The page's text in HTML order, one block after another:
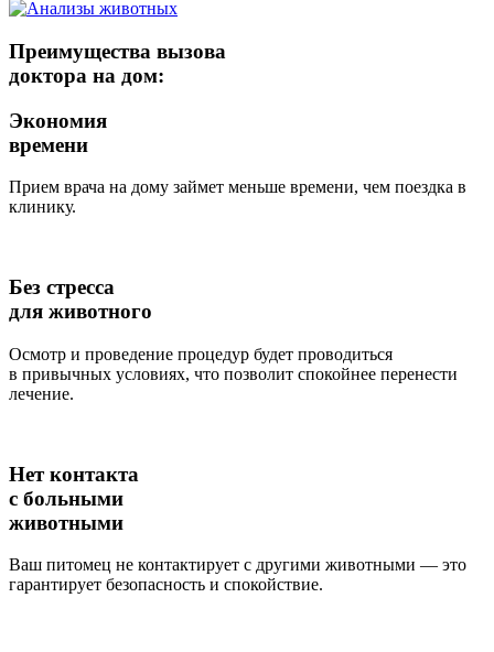
Преимущества вызова
доктора на дом:
Экономия
времени
Прием врача на дому займет меньше времени, чем поездка в
клинику.
Без стресса
для животного
Осмотр и проведение процедур будет проводиться
в привычных условиях, что позволит спокойнее перенести
лечение.
Нет контакта
с больными
животными
Ваш питомец не контактирует с другими животными — это
гарантирует безопасность и спокойствие.